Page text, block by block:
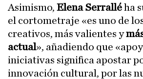
Asimismo, Elena Serralléha
el cortometraje «es uno de
creativos, más valientes y
actual», añadiendo que
iniciativas significa apostar
innovación cultural, por las